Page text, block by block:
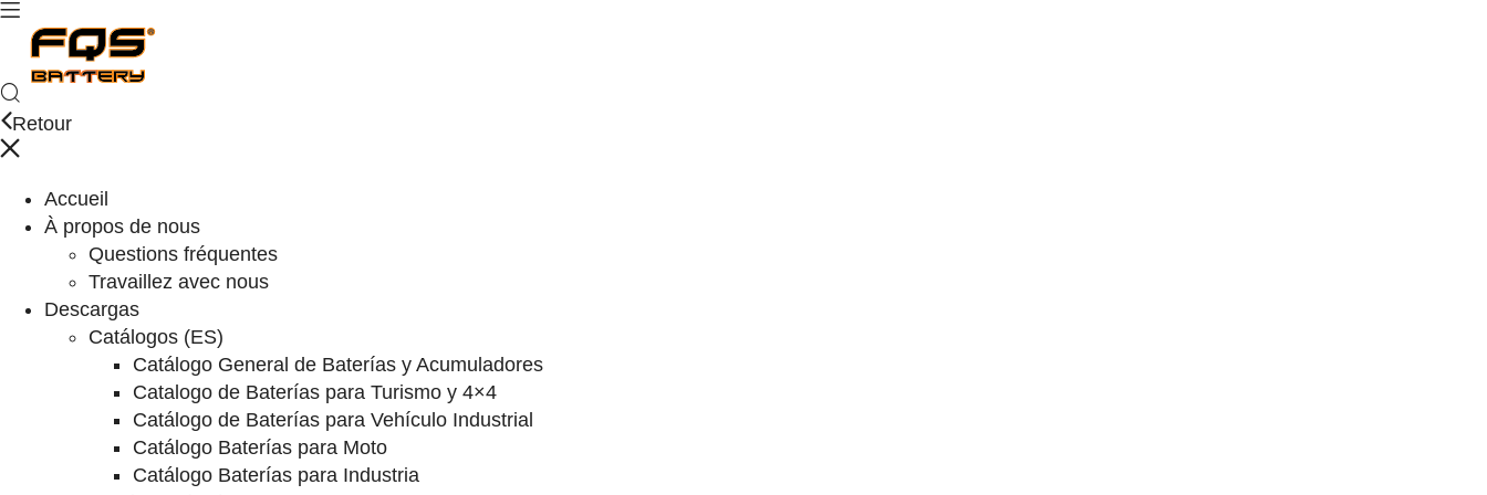
Retour
Accueil
À propos de nous
Questions fréquentes
Travaillez avec nous
Descargas
Catálogos (ES)
Catálogo General de Baterías y Acumuladores
Catalogo de Baterías para Turismo y 4×4
Catálogo de Baterías para Vehículo Industrial
Catálogo Baterías para Moto
Catálogo Baterías para Industria